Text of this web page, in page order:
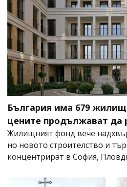
България има 679
цените продължават да
Жилищният фонд вече
но новото строителство и
концентрират в София,